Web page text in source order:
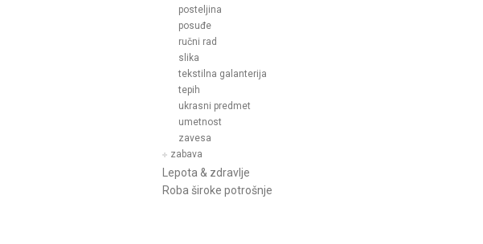
posteljina
posuđe
ručni rad
slika
tekstilna galanterija
tepih
ukrasni predmet
umetnost
zavesa
zabava
Lepota & zdravlje
Roba široke potrošnje